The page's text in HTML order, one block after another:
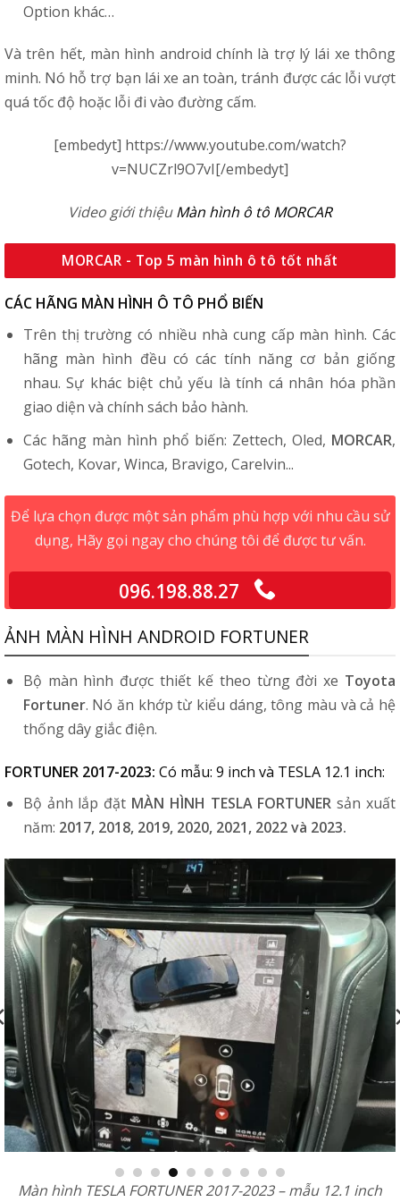
Option khác…
Và trên hết, màn hình android chính là trợ lý lái xe thông
minh. Nó hỗ trợ bạn lái xe an toàn, tránh được các lỗi vượt
quá tốc độ hoặc lỗi đi vào đường cấm.
[embedyt] https://www.youtube.com/watch?
v=NUCZrl9O7vI[/embedyt]
Video giới thiệuMàn hình ô tô MORCAR
MORCAR - Top 5 màn hình ô tô tốt nhất
CÁC HÃNG MÀN HÌNH Ô TÔ PHỔ BIẾN
Trên thị trường có nhiều nhà cung cấp màn hình. Các
hãng màn hình đều có các tính năng cơ bản giống
nhau. Sự khác biệt chủ yếu là tính cá nhân hóa phần
giao diện và chính sách bảo hành.
Các hãng màn hình phổ biến: Zettech, Oled, MORCAR,
Gotech, Kovar, Winca, Bravigo, Carelvin...
Để lựa chọn được một sản phẩm phù hợp với nhu cầu sử
dụng, Hãy gọi ngay cho chúng tôi để được tư vấn.
096.198.88.27
ẢNH MÀN HÌNH ANDROID FORTUNER
Bộ màn hình được thiết kế theo từng đời xe Toyota
Fortuner. Nó ăn khớp từ kiểu dáng, tông màu và cả hệ
thống dây giắc điện.
FORTUNER 2017-2023: Có mẫu: 9 inch và TESLA 12.1 inch:
Bộ ảnh lắp đặt MÀN HÌNH TESLA FORTUNER sản xuất
năm: 2017, 2018, 2019, 2020, 2021, 2022 và 2023.
Màn hình TESLA FORTUNER 2017-2023 – mẫu 12.1 inch